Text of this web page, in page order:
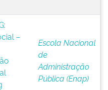
–
Escola Nacional
de
Administração
Pública (Enap)